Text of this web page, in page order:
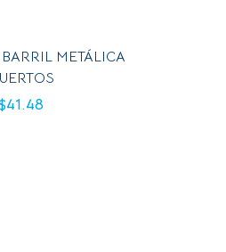
METÁLICA
41.48